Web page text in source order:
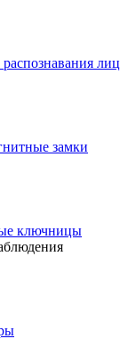
лиц
замки
ключницы